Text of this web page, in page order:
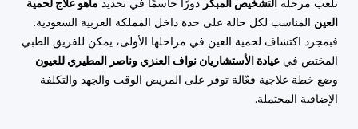
العين المناسب لكل حالة على حدة داخل المملكة العربية السعودية.
فبمجرد اكتشاف لحمية العين في مراحلها الأولى، يمكن للفريق الطبي
المختص في عيادة الأستشاريان نواف العنزي وناصر المطيري للعيون
وضع خطة علاجية فعّالة توفر على المريض الوقت والجهد والتكلفة
الإضافية المحتملة.